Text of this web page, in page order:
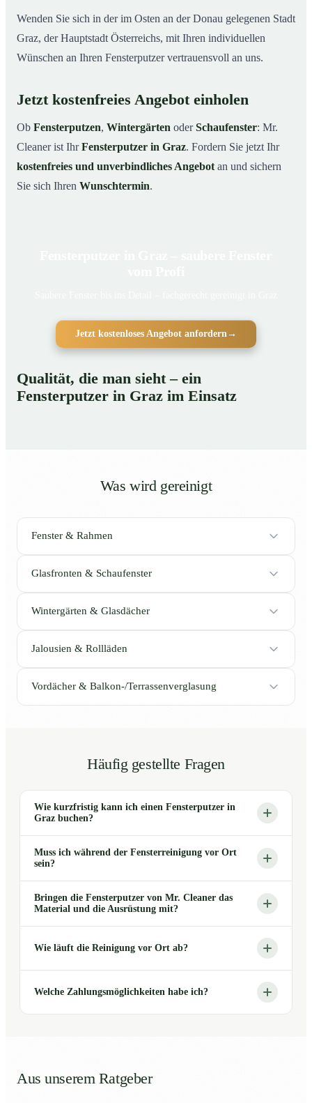
Wenden Sie sich in der im Osten an der Donau gelegenen Stadt
Graz, der Hauptstadt Österreichs, mit Ihren individuellen
Wünschen an Ihren Fensterputzer vertrauensvoll an uns.
Jetzt kostenfreies Angebot einholen
Ob Fensterputzen, Wintergärten oderSchaufenster: Mr.
Cleaner ist IhrFensterputzer in Graz. Fordern Sie jetzt Ihr
kostenfreies und unverbindliches Angebot an und sichern
Sie sich Ihren Wunschtermin.
Jetzt kostenloses Angebot anfordern →
Qualität, die man sieht – ein
Fensterputzer in Graz im Einsatz
Was wird gereinigt
Fenster & Rahmen
Glasfronten & Schaufenster
Wintergärten & Glasdächer
Jalousien & Rollläden
Vordächer & Balkon-/Terrassenverglasung
Häufig gestellte Fragen
Wie kurzfristig kann ich einen Fensterputzer in
Graz buchen?
Muss ich während der Fensterreinigung vor Ort
sein?
Bringen die Fensterputzer von Mr. Cleaner das
Material und die Ausrüstung mit?
Wie läuft die Reinigung vor Ort ab?
Welche Zahlungsmöglichkeiten habe ich?
Aus unserem Ratgeber